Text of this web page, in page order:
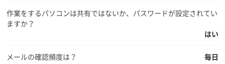
作業をするパソコンは共有ではないか、パスワードが設定されてい
ますか？
はい
メールの確認頻度は？ 毎日